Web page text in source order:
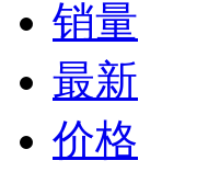
销量
最新
价格